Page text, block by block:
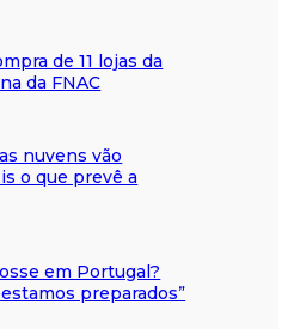
de 11 lojas da
da FNAC
nuvens vão
o que prevê a
em Portugal?
preparados”